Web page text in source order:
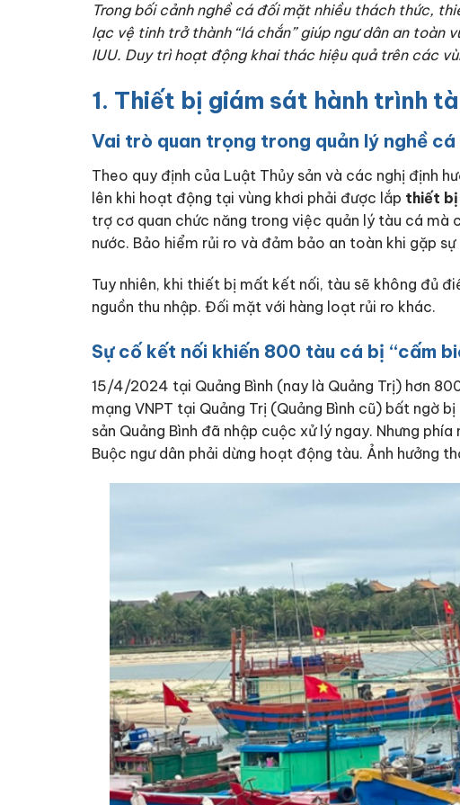
Trong bối cảnh nghề cá đối mặt nhiều thách thức,
lạc vệ tinh trở thành “lá chắn” giúp ngư dân an
IUU. Duy trì hoạt động khai thác hiệu quả trên các
1. Thiết bị giám sát hành trình
Vai trò quan trọng trong quản lý nghề cá
Theo quy định của Luật Thủy sản và các nghị định
lên khi hoạt động tại vùng khơi phải được lắp thiết bị
trợ cơ quan chức năng trong việc quản lý tàu cá mà
nước. Bảo hiểm rủi ro và đảm bảo an toàn khi gặp
Tuy nhiên, khi thiết bị mất kết nối, tàu sẽ không đủ
nguồn thu nhập. Đối mặt với hàng loạt rủi ro khác.
Sự cố kết nối khiến 800 tàu cá bị “cấm
15/4/2024 tại Quảng Bình (nay là Quảng Trị) hơn
mạng VNPT tại Quảng Trị (Quảng Bình cũ) bất ngờ
sản Quảng Bình đã nhập cuộc xử lý ngay. Nhưng
Buộc ngư dân phải dừng hoạt động tàu. Ảnh hưởng